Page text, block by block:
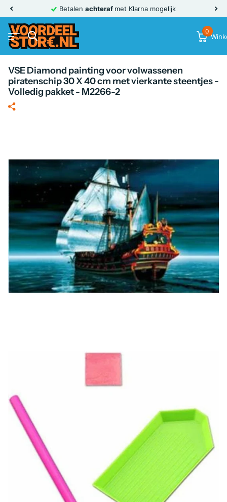
Betalen achteraf met Klarna mogelijk
0
VSE Diamond painting voor volwassenen
piratenschip 30 X 40 cm met vierkante steentjes -
Volledig pakket - M2266-2